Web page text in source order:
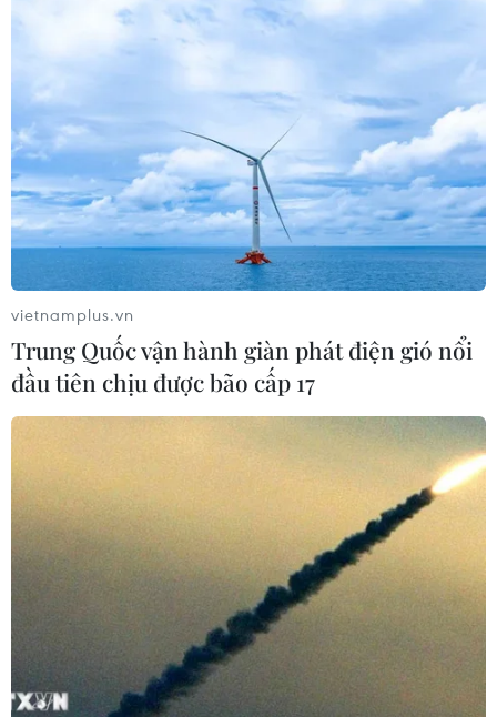
Cổ phiếu “vua” có còn hấp dẫn trong
những tháng cuối năm?
03/09/2021 13:36
Sau 6 tháng đầu năm tăng trưởng mạnh mẽ, nhóm cổ
phiếu ngân hàng liên tiếp bị điều chỉnh và có sự phân
hóa rõ rệt kể từ đầu tháng 7 đến nay.
Chứng khoán tuần 6-10/9: Có thể trong xu
hướng tăng ngắn hạn
04/09/2021 07:53
Việc VN-Index tiếp tục ghi nhận nhiều phiên hồi phục
vietnamplus.vn
Trung Quốc vận hành giàn phát điện gió nổi
đầu tiên chịu được bão cấp 17